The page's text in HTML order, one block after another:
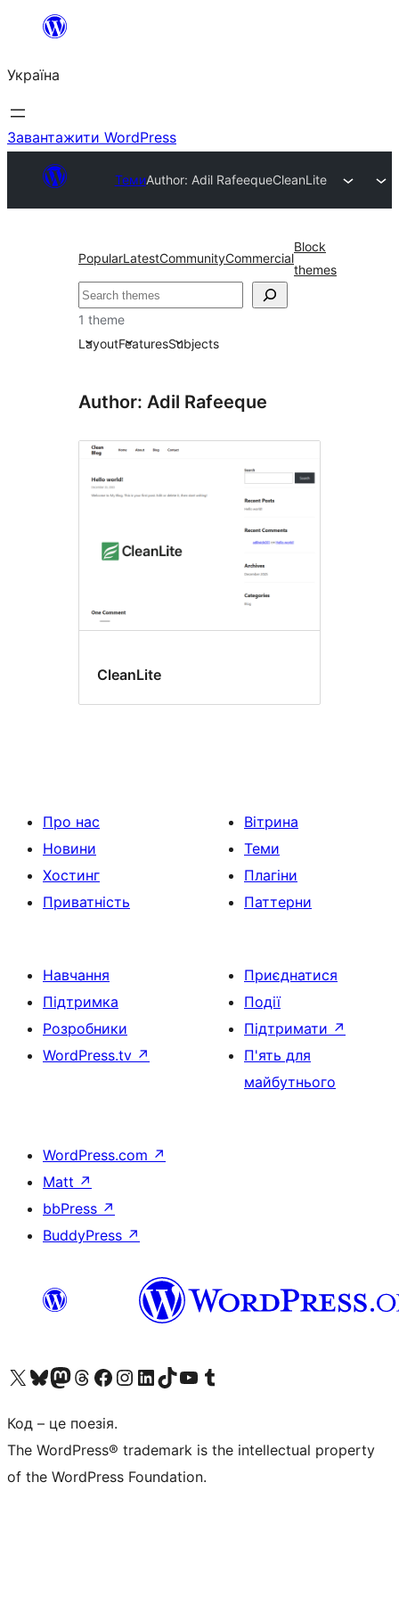
Перейти
вмісту
Україна
Завантажити WordPress
ТемиAuthor: Adil RafeequeCleanLite
PopularLatestCommunityCommercial
Block
themes
Пошук
1 theme
LayoutFeaturesSubjects
Author: Adil Rafeeque
CleanLite
Про нас
Новини
Хостинг
Приватність
Вітрина
Теми
Плагіни
Паттерни
Навчання
Підтримка
Розробники
WordPress.tv ↗
Приєднатися
Події
Підтримати ↗
П'ять для
майбутнього
WordPress.com ↗
Matt ↗
bbPress ↗
BuddyPress ↗
Visit our X (formerly Twitter) account
Visit our Bluesky account
Завітайте до нашої стрічки в Mastodon
Visit our Threads account
Завітайте на нашу сторінку в Facebook
Visit our Instagram account
Visit our LinkedIn account
Visit our TikTok account
Visit our YouTube channel
Visit our Tumblr account
Код – це поезія.
The WordPress® trademark is the intellectual property
of the WordPress Foundation.